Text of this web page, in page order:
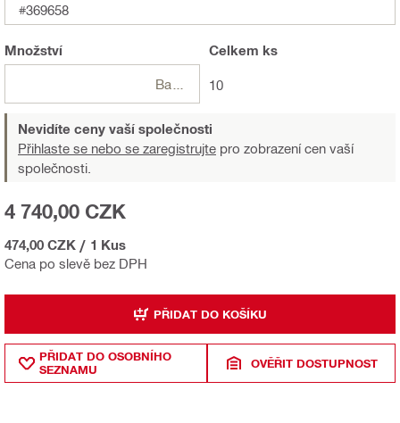
#369658
Množství Celkem ks
10
Nevidíte ceny vaší společnosti
Přihlaste se nebo se zaregistrujte pro zobrazení cen vaší
společnosti.
Cena po slevě bez DPH
4 740,00 CZK
474,00 CZK / 1 Kus
PŘIDAT DO KOŠÍKU
PŘIDAT DO OSOBNÍHO
SEZNAMU
OVĚŘIT DOSTUPNOST